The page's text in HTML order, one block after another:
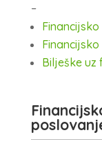
–
Financijsko
Financijsko
Bilješke uz